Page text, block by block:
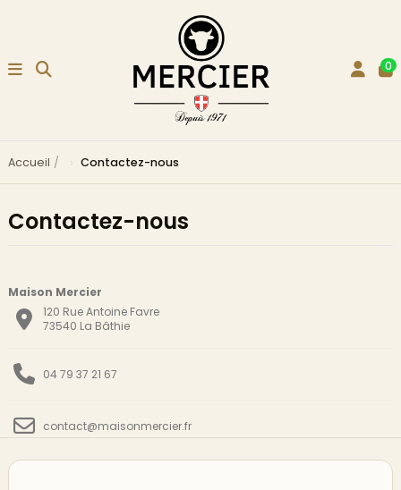
0
Accueil Contactez-nous
Contactez-nous
Maison Mercier
120 Rue Antoine Favre
73540 La Bâthie
04 79 37 21 67
contact@maisonmercier.fr